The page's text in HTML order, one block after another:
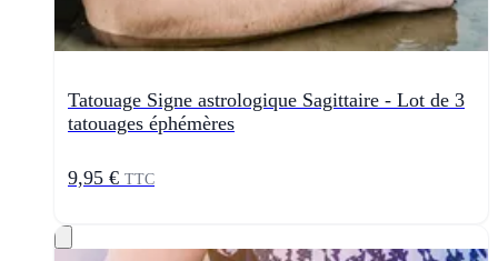
Tatouage Signe astrologique Sagittaire - Lot de 3
tatouages éphémères
9,95 € TTC